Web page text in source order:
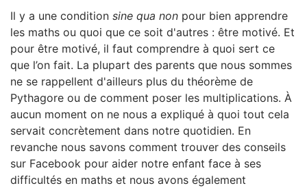
Il y a une condition sine qua non pour bien apprendre
les maths ou quoi que ce soit d'autres : être motivé. Et
pour être motivé, il faut comprendre à quoi sert ce
que l’on fait. La plupart des parents que nous sommes
ne se rappellent d'ailleurs plus du théorème de
Pythagore ou de comment poser les multiplications. À
aucun moment on ne nous a expliqué à quoi tout cela
servait concrètement dans notre quotidien. En
revanche nous savons comment trouver des conseils
sur Facebook pour aider notre enfant face à ses
difficultés en maths et nous avons également